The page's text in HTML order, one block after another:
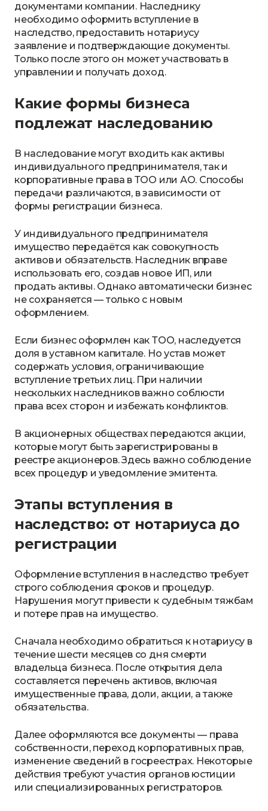
документами компании. Наследнику
необходимо оформить вступление в
наследство, предоставить нотариусу
заявление и подтверждающие документы.
Только после этого он может участвовать в
управлении и получать доход.
Какие формы бизнеса
подлежат наследованию
В наследование могут входить как активы
индивидуального предпринимателя, так и
корпоративные права в ТОО или АО. Способы
передачи различаются, в зависимости от
формы регистрации бизнеса.
У индивидуального предпринимателя
имущество передаётся как совокупность
активов и обязательств. Наследник вправе
использовать его, создав новое ИП, или
продать активы. Однако автоматически бизнес
не сохраняется — только с новым
оформлением.
Если бизнес оформлен как ТОО, наследуется
доля в уставном капитале. Но устав может
содержать условия, ограничивающие
вступление третьих лиц. При наличии
нескольких наследников важно соблюсти
права всех сторон и избежать конфликтов.
В акционерных обществах передаются акции,
которые могут быть зарегистрированы в
реестре акционеров. Здесь важно соблюдение
всех процедур и уведомление эмитента.
Этапы вступления в
наследство: от нотариуса до
регистрации
Оформление вступления в наследство требует
строго соблюдения сроков и процедур.
Нарушения могут привести к судебным тяжбам
и потере прав на имущество.
Сначала необходимо обратиться к нотариусу в
течение шести месяцев со дня смерти
владельца бизнеса. После открытия дела
составляется перечень активов, включая
имущественные права, доли, акции, а также
обязательства.
Далее оформляются все документы — права
собственности, переход корпоративных прав,
изменение сведений в госреестрах. Некоторые
действия требуют участия органов юстиции
или специализированных регистраторов.